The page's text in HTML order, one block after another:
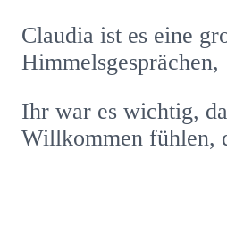
Claudia ist es eine
Ihr war es wichtig,
Willkommen fühlen,